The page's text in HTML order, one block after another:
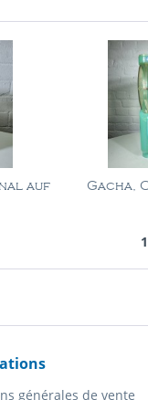
auf
Gacha,
générales de vente